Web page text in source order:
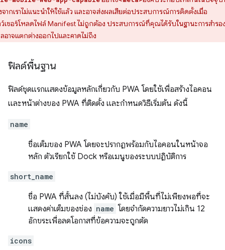
จากเราไม่แนะนำให้ใช้แล้ว และอาจส่งผลเสียต่อประสบการณ์การติดตั้งเมื่อ
ว์เซอร์โหลดไฟล์ Manifest ไม่ถูกต้อง ประสบการณ์ที่คุณได้รับในฐานะการสำรอ
อาจแตกต่างออกไปและคาดไม่ถึง
ฟิลด์พื้นฐาน
ฟิลด์ชุดแรกแสดงข้อมูลหลักเกี่ยวกับ PWA โดยใช้เพื่อสร้างไอคอน
และหน้าต่างของ PWA ที่ติดตั้ง และกำหนดวิธีเริ่มต้น ดังนี้
name
ชื่อเต็มของ PWA โดยจะปรากฏพร้อมกับไอคอนในหน้าจอ
หลัก ตัวเรียกใช้ Dock หรือเมนูของระบบปฏิบัติการ
short_name
ชื่อ PWA ที่สั้นลง (ไม่บังคับ) ใช้เมื่อมีพื้นที่ไม่เพียงพอที่จะ
แสดงค่าเต็มของช่อง name โดยจำกัดความยาวไม่เกิน 12
อักขระเพื่อลดโอกาสที่ข้อความจะถูกตัด
icons